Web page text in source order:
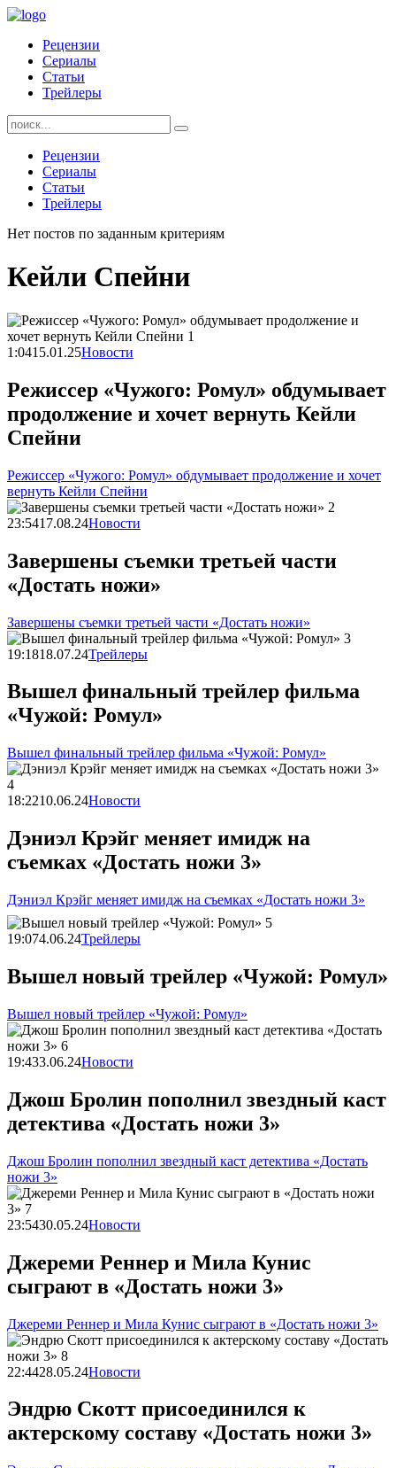
Skip
contentРецензии
Сериалы
Статьи
Трейлеры
Найти:
Рецензии
Сериалы
Статьи
Трейлеры
Нет постов по заданным критериям
Кейли Спейни
1:0415.01.25Новости
Режиссер «Чужого: Ромул» обдумывает
продолжение и хочет вернуть Кейли
Спейни
Режиссер «Чужого: Ромул» обдумывает продолжение и хочет
вернуть Кейли Спейни
23:5417.08.24Новости
Завершены съемки третьей части
«Достать ножи»
Завершены съемки третьей части «Достать ножи»
19:1818.07.24Трейлеры
Вышел финальный трейлер фильма
«Чужой: Ромул»
Вышел финальный трейлер фильма «Чужой: Ромул»
18:2210.06.24Новости
Дэниэл Крэйг меняет имидж на
съемках «Достать ножи 3»
Дэниэл Крэйг меняет имидж на съемках «Достать ножи 3»
19:074.06.24Трейлеры
Вышел новый трейлер «Чужой: Ромул»
Вышел новый трейлер «Чужой: Ромул»
19:433.06.24Новости
Джош Бролин пополнил звездный каст
детектива «Достать ножи 3»
Джош Бролин пополнил звездный каст детектива «Достать
ножи 3»
23:5430.05.24Новости
Джереми Реннер и Мила Кунис
сыграют в «Достать ножи 3»
Джереми Реннер и Мила Кунис сыграют в «Достать ножи 3»
22:4428.05.24Новости
Эндрю Скотт присоединился к
актерскому составу «Достать ножи 3»